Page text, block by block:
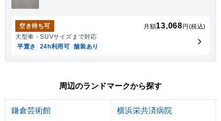
空き待ち可 月額13,068円(税込)
大型車・SUVサイズまで対応
平置き
24h利用可 舗装あり
周辺のランドマークから探す
鎌倉芸術館 横浜栄共済病院